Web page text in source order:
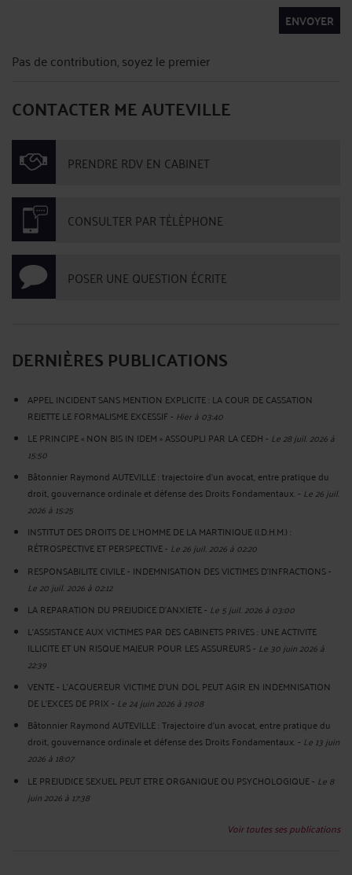
ENVOYER
Pas de contribution, soyez le premier
CONTACTER ME AUTEVILLE
PRENDRE RDV EN CABINET
CONSULTER PAR TÉLÉPHONE
POSER UNE QUESTION ÉCRITE
DERNIÈRES PUBLICATIONS
APPEL INCIDENT SANS MENTION EXPLICITE : LA COUR DE CASSATION
REJETTE LE FORMALISME EXCESSIF- Hier à 03:40
LE PRINCIPE « NON BIS IN IDEM » ASSOUPLI PAR LA CEDH- Le 28 juil. 2026 à
15:50
Bâtonnier Raymond AUTEVILLE : trajectoire d’un avocat, entre pratique du
droit, gouvernance ordinale et défense des Droits Fondamentaux.- Le 26 juil.
2026 à 15:25
INSTITUT DES DROITS DE L'HOMME DE LA MARTINIQUE (I.D.H.M.) :
RÉTROSPECTIVE ET PERSPECTIVE- Le 26 juil. 2026 à 02:20
RESPONSABILITE CIVILE - INDEMNISATION DES VICTIMES D'INFRACTIONS-
Le 20 juil. 2026 à 02:12
LA REPARATION DU PREJUDICE D’ANXIETE- Le 5 juil. 2026 à 03:00
L'ASSISTANCE AUX VICTIMES PAR DES CABINETS PRIVES : UNE ACTIVITE
ILLICITE ET UN RISQUE MAJEUR POUR LES ASSUREURS- Le 30 juin 2026 à
22:39
VENTE - L'ACQUEREUR VICTIME D'UN DOL PEUT AGIR EN INDEMNISATION
DE L'EXCES DE PRIX- Le 24 juin 2026 à 19:08
Bâtonnier Raymond AUTEVILLE : Trajectoire d’un avocat, entre pratique du
droit, gouvernance ordinale et défense des Droits Fondamentaux.- Le 13 juin
2026 à 18:07
LE PREJUDICE SEXUEL PEUT ETRE ORGANIQUE OU PSYCHOLOGIQUE- Le 8
juin 2026 à 17:38
Voir toutes ses publications